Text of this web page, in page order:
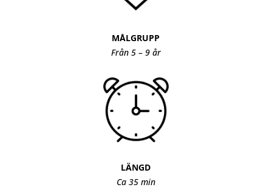
MÅLGRUPP
Från 5 – 9år
LÄNGD
Ca 35 min